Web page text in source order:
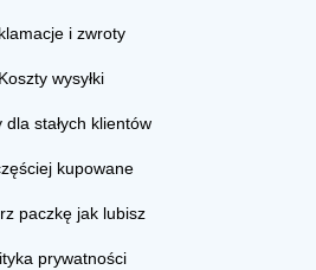
i zwroty
Koszty wysyłki
dla stałych klientów
kupowane
paczkę jak lubisz
prywatności